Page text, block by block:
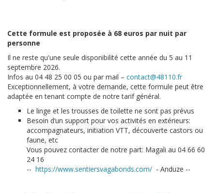
Cette formule est proposée à 68 euros par nuit par
personne
Il ne reste qu'une seule disponibilité cette année du 5 au 11
septembre 2026.
Infos au 04 48 25 00 05 ou par mail – contact@48110.fr
Exceptionnellement, à votre demande, cette formule peut être
adaptée en tenant compte de notre tarif général.
Le linge et les trousses de toilette ne sont pas prévus
Besoin d’un support pour vos activités en extérieurs:
accompagnateurs, initiation VTT, découverte castors ou
faune, etc
Vous pouvez contacter de notre part: Magali au 04 66 60
24 16
-- https://www.sentiersvagabonds.com/ - Anduze --